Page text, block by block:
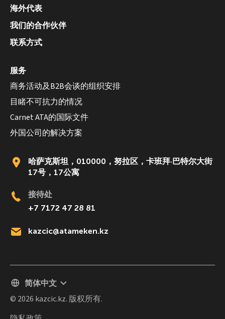
海外代表
我们的合作伙伴
联系方式
服务
商务活动及B2B会谈的组织安排
目睹不可抗力的情况
Carnet ATA的国际文件
外国公司的解决方案
哈萨克斯坦，010000，努拉区，卡班拜·巴特尔大街
17号，17公寓
接待处
+7 7172 47 28 81
kazcic@atameken.kz
简体中文
© 2026 kazcic.kz. 版权所有.